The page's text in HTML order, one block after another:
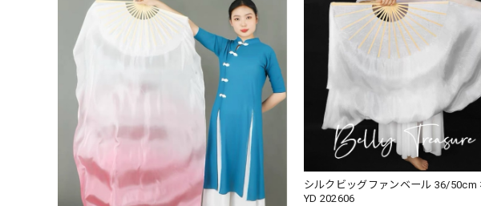
シルクビッグファンベール 36/
YD 202606